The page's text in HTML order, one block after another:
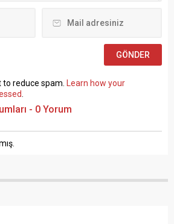
Sosyal Çalışmacı; sözlü
reduce spam.
Learn how your
- 0 Yorum